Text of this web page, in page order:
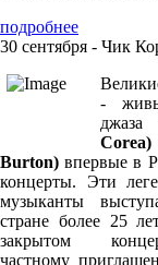
подробнее
30 сентября - Чик
-
Corea)
Burton) впервые в
концерты. Эти
музыканты
стране более 25
закрытом
частному